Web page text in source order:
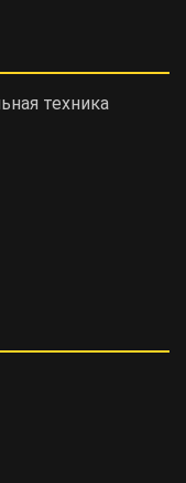
техника